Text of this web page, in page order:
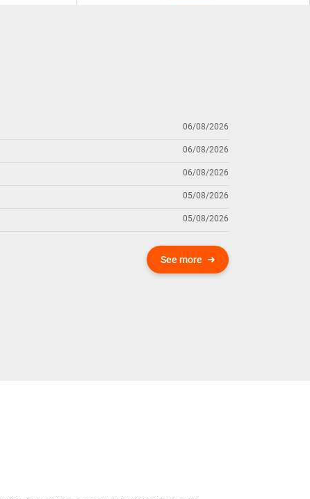
06/08/2026
06/08/2026
06/08/2026
05/08/2026
05/08/2026
See more